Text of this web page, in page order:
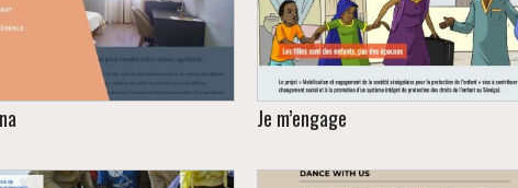
40 ans d’expérience, l’Hôtel
Je m’engage